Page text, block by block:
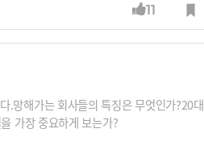
11
.망해가는 회사들의 특징은 무엇인가?20대
가장 중요하게 보는가?